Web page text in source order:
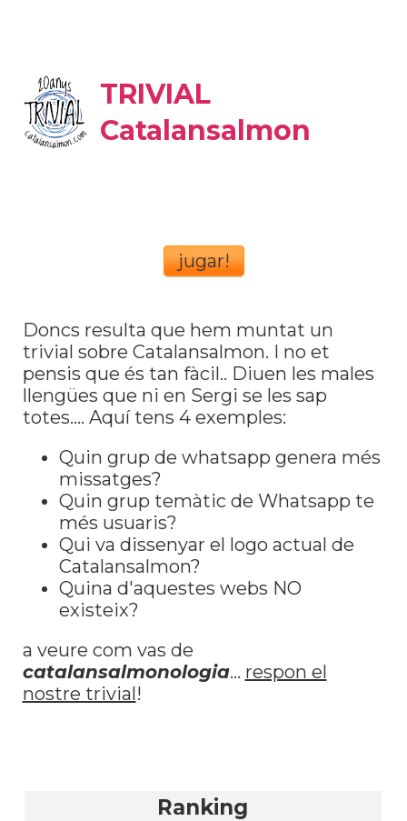
TRIVIAL
Catalansalmon
jugar!
Doncs resulta que hem muntat un
trivial sobre Catalansalmon. I no et
pensis que és tan fàcil.. Diuen les males
llengües que ni en Sergi se les sap
totes.... Aquí tens 4 exemples:
Quin grup de whatsapp genera més
missatges?
Quin grup temàtic de Whatsapp te
més usuaris?
Qui va dissenyar el logo actual de
Catalansalmon?
Quina d'aquestes webs NO
existeix?
a veure com vas de
catalansalmonologia... respon el
nostre trivial!
Ranking